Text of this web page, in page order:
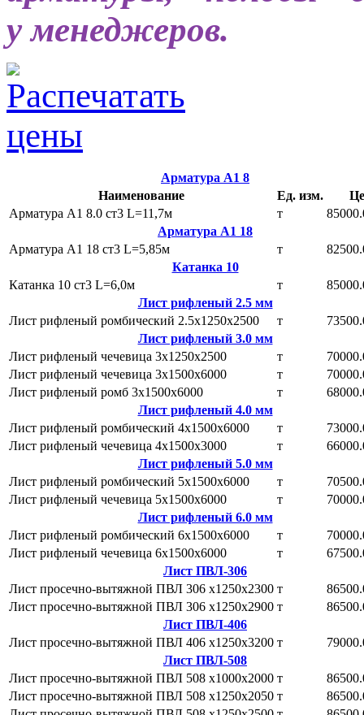
у менеджеров.
Наименование Ед. изм.
Арматура А1 8
Арматура А1 8.0 ст3 L=11,7м т
Арматура А1 18
Арматура А1 18 ст3 L=5,85м
т
Катанка 10
Катанка 10 ст3 L=6,0м
т
Лист рифленый 2.5 мм
Лист рифленый ромбический 2.5х1250х2500
т
Лист рифленый 3.0 мм
Лист рифленый чечевица 3х1250х2500
т
Лист рифленый чечевица 3х1500х6000
т
Лист рифленый ромб 3х1500х6000
т
Лист рифленый 4.0 мм
Лист рифленый ромбический 4х1500х6000
т
Лист рифленый чечевица 4х1500х3000
т
Лист рифленый 5.0 мм
Лист рифленый ромбический 5х1500х6000
т
Лист рифленый чечевица 5х1500х6000
т
Лист рифленый 6.0 мм
Лист рифленый ромбический 6х1500х6000
т
Лист рифленый чечевица 6х1500х6000
т
Лист ПВЛ-306
Лист просечно-вытяжной ПВЛ 306 х1250х2300 т
Лист просечно-вытяжной ПВЛ 306 х1250х2900 т
Лист ПВЛ-406
Лист просечно-вытяжной ПВЛ 406 х1250х3200 т
Лист ПВЛ-508
Лист просечно-вытяжной ПВЛ 508 х1000х2000 т
Лист просечно-вытяжной ПВЛ 508 х1250х2050 т